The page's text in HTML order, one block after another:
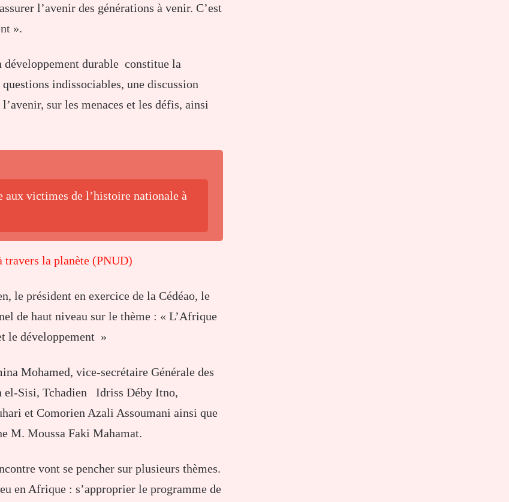
l’avenir des générations à venir. C’est
».
développement durable constitue la
indissociables, une discussion
sur les menaces et les défis, ainsi
aux victimes de l’histoire nationale à
travers la planète (PNUD)
le président en exercice de la Cédéao, le
de haut niveau sur le thème : « L’Afrique
le développement »
Mohamed, vice-secrétaire Générale des
el-Sisi, Tchadien Idriss Déby Itno,
et Comorien Azali Assoumani ainsi que
M. Moussa Faki Mahamat.
vont se pencher sur plusieurs thèmes.
en Afrique : s’approprier le programme de